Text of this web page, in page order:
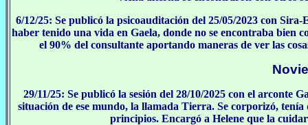
6/12/25: Se publicó la psicoauditación del 25/05/2023 con
haber tenido una vida en Gaela, donde no se encontraba bien
el 90% del consultante aportando maneras de ver las
29/11/25: Se publicó la sesión del 28/10/2025 con el arconte
situación de ese mundo, la llamada Tierra. Se corporizó,
principios. Encargó a Helene que la